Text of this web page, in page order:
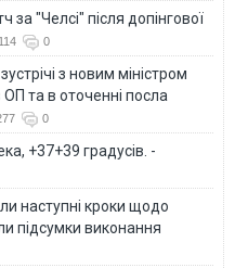
"Челсі" після допінгової
114 0
з новим міністром
ОП та в оточенні посла
0
+37+39 градусів. -
наступні кроки щодо
підсумки виконання